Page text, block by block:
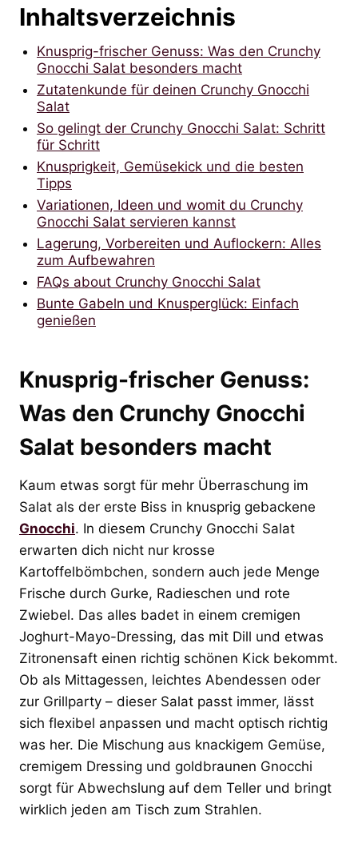
Inhaltsverzeichnis
Knusprig-frischer Genuss: Was den Crunchy
Gnocchi Salat besonders macht
Zutatenkunde für deinen Crunchy Gnocchi
Salat
So gelingt der Crunchy Gnocchi Salat: Schritt
für Schritt
Knusprigkeit, Gemüsekick und die besten
Tipps
Variationen, Ideen und womit du Crunchy
Gnocchi Salat servieren kannst
Lagerung, Vorbereiten und Auflockern: Alles
zum Aufbewahren
FAQs about Crunchy Gnocchi Salat
Bunte Gabeln und Knusperglück: Einfach
genießen
Knusprig-frischer Genuss:
Was den Crunchy Gnocchi
Salat besonders macht
Kaum etwas sorgt für mehr Überraschung im
Salat als der erste Biss in knusprig gebackene
Gnocchi. In diesem Crunchy Gnocchi Salat
erwarten dich nicht nur krosse
Kartoffelbömbchen, sondern auch jede Menge
Frische durch Gurke, Radieschen und rote
Zwiebel. Das alles badet in einem cremigen
Joghurt-Mayo-Dressing, das mit Dill und etwas
Zitronensaft einen richtig schönen Kick bekommt.
Ob als Mittagessen, leichtes Abendessen oder
zur Grillparty – dieser Salat passt immer, lässt
sich flexibel anpassen und macht optisch richtig
was her. Die Mischung aus knackigem Gemüse,
cremigem Dressing und goldbraunen Gnocchi
sorgt für Abwechslung auf dem Teller und bringt
wirklich jeden am Tisch zum Strahlen.